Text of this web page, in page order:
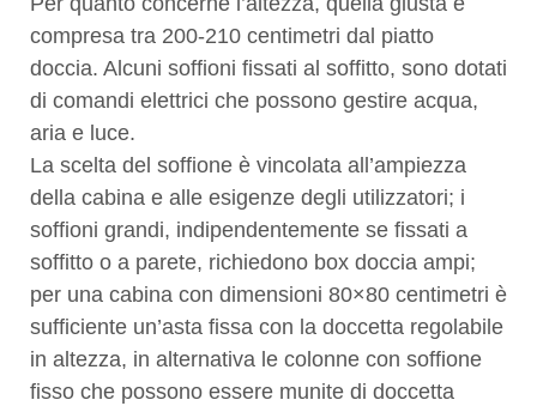
compresa tra 200-210 centimetri dal piatto
doccia. Alcuni soffioni fissati al soffitto, sono dotati
di comandi elettrici che possono gestire acqua,
aria e luce.
La scelta del soffione è vincolata all’ampiezza
della cabina e alle esigenze degli utilizzatori; i
soffioni grandi, indipendentemente se fissati a
soffitto o a parete, richiedono box doccia ampi;
per una cabina con dimensioni 80×80 centimetri è
sufficiente un’asta fissa con la doccetta regolabile
in altezza, in alternativa le colonne con soffione
fisso che possono essere munite di doccetta